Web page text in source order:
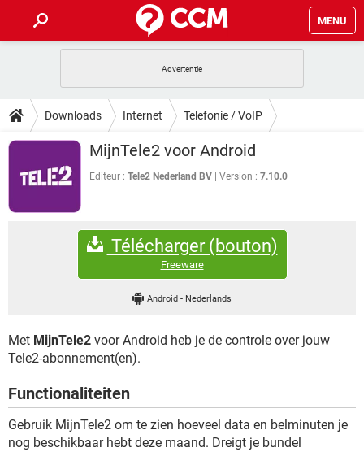
MENU
INSTAGRAM WINDOWS 10
CORONAVIRUS
GRATIS SNAPCHAT
HOW-TO
VIDEOBELLEN
NETFLIX
DOWNLOADS
VIDEOBELLEN GAMES
CORONAVIRUS
SNAPCHAT
FORUM
WINDOWS 10
CORONAVIRUS
SNAPCHAT
GAMES
GRATIS SNAPCHAT
Downloads Internet Telefonie / VoIP
MijnTele2 voor Android
Editeur : Tele2 Nederland BV Version : 7.10.0
Télécharger (bouton)
Freeware
Android - Nederlands
Met MijnTele2 voor Android heb je de controle over jouw
Tele2-abonnement(en).
Functionaliteiten
Gebruik MijnTele2 om te zien hoeveel data en belminuten je
nog beschikbaar hebt deze maand. Dreigt je bundel